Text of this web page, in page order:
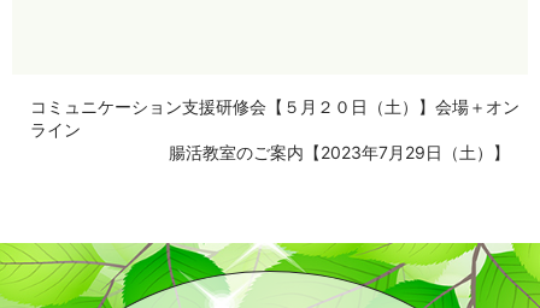
コミュニケーション支援研修会【５月２０日（土）】会場＋オン
ライン
腸活教室のご案内【2023年7月29日（土）】